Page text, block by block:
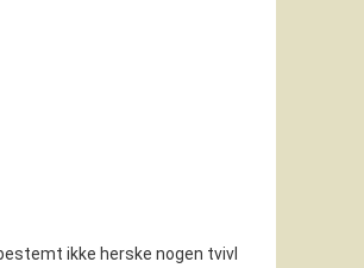
ikke herske nogen tvivl